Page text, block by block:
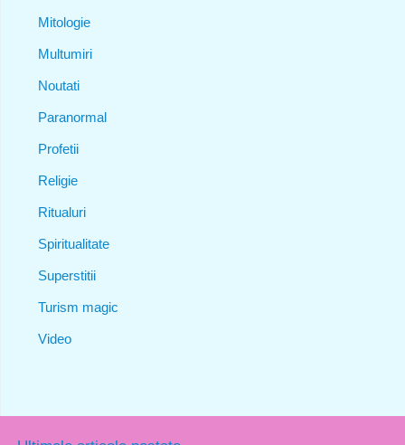
Mitologie
Multumiri
Noutati
Paranormal
Profetii
Religie
Ritualuri
Spiritualitate
Superstitii
Turism magic
Video